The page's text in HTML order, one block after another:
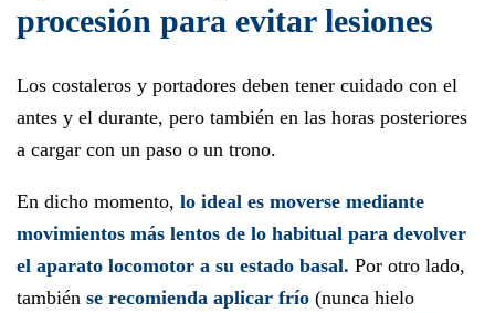
procesión para evitar lesiones
Los costaleros y portadores deben tener cuidado con el
antes y el durante, pero también en las horas posteriores
a cargar con un paso o un trono.
En dicho momento, lo ideal es moverse mediante
movimientos más lentos de lo habitual para devolver
el aparato locomotor a su estado basal. Por otro lado,
también se recomienda aplicar frío (nunca hielo